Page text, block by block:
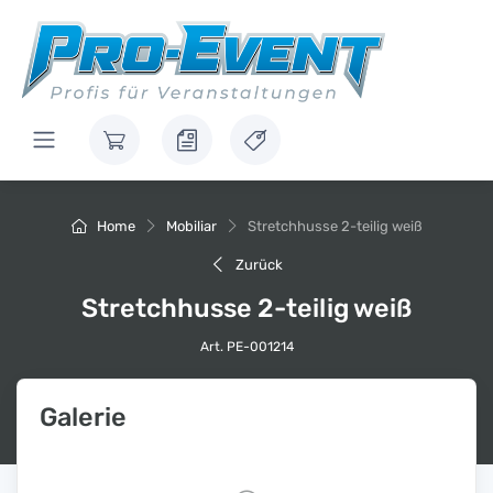
Home Mobiliar Stretchhusse 2-teilig weiß
Zurück
Stretchhusse 2-teilig weiß
Art. PE-001214
Galerie